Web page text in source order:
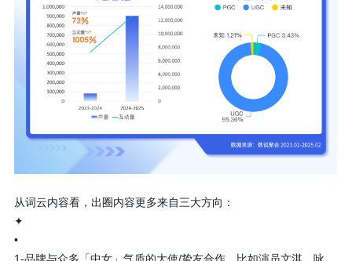
从词云内容看，出圈内容更多来自三大方向：
✦
•